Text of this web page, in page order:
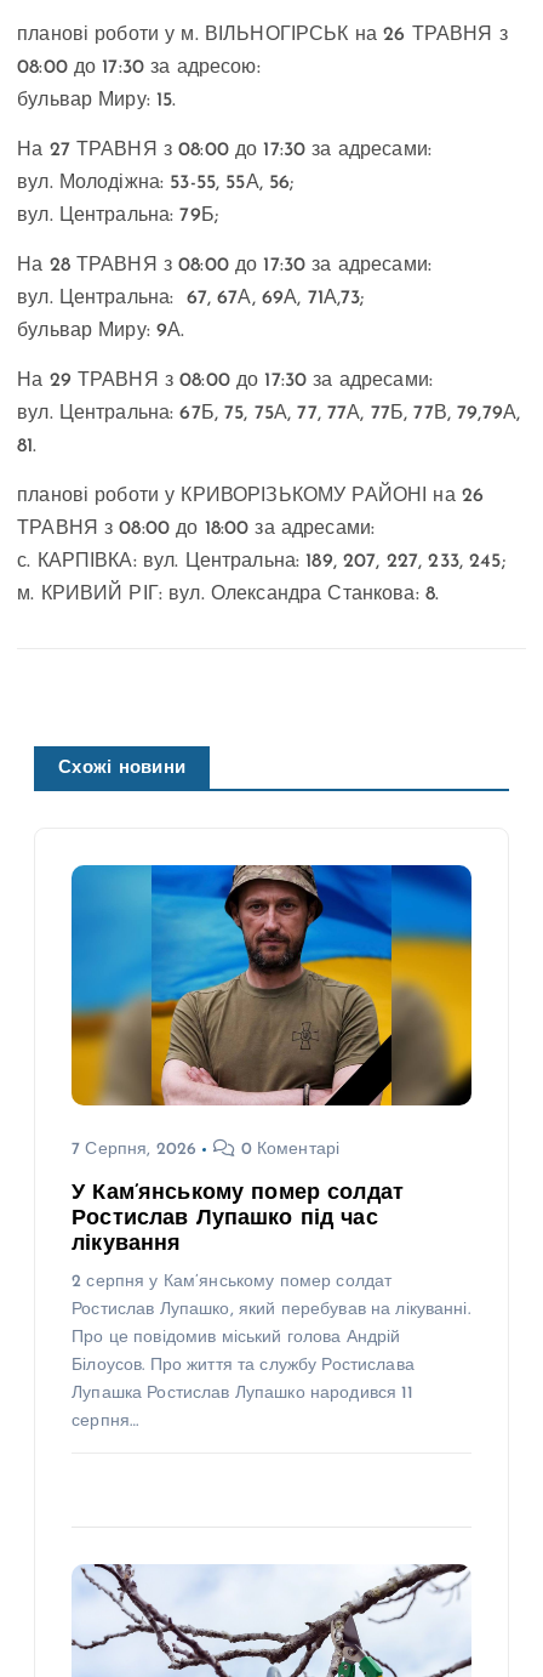
планові роботи у м. ВІЛЬНОГІРСЬК на 26 ТРАВНЯ з
08:00 до 17:30 за адресою:
бульвар Миру: 15.
На 27 ТРАВНЯ з 08:00 до 17:30 за адресами:
вул. Молодіжна: 53-55, 55А, 56;
вул. Центральна: 79Б;
На 28 ТРАВНЯ з 08:00 до 17:30 за адресами:
вул. Центральна: 67, 67А, 69А, 71А,73;
бульвар Миру: 9А.
На 29 ТРАВНЯ з 08:00 до 17:30 за адресами:
вул. Центральна: 67Б, 75, 75А, 77, 77А, 77Б, 77В, 79,79А,
81.
планові роботи у КРИВОРІЗЬКОМУ РАЙОНІ на 26
ТРАВНЯ з 08:00 до 18:00 за адресами:
с. КАРПІВКА: вул. Центральна: 189, 207, 227, 233, 245;
м. КРИВИЙ РІГ: вул. Олександра Станкова: 8.
Схожі новини
7 Серпня, 2026 0 Коментарі
У Кам’янському помер солдат
Ростислав Лупашко під час
лікування
2 серпня у Кам’янському помер солдат
Ростислав Лупашко, який перебував на лікуванні.
Про це повідомив міський голова Андрій
Білоусов. Про життя та службу Ростислава
Лупашка Ростислав Лупашко народився 11
серпня…